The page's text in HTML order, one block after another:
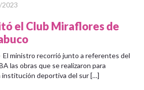
2023
el Club Miraflores de
El ministro recorrió junto a referentes del
las obras que se realizaron para
institución deportiva del sur […]